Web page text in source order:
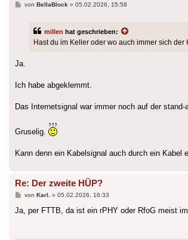
Beitrag
von BellaBlock» 05.02.2026, 15:58
millen hat geschrieben:
Hast du im Keller oder wo auch immer sich
Ja.
Ich habe abgeklemmt.
Das Internetsignal war immer noch auf der stand-
Gruselig.
Kann denn ein Kabelsignal auch durch ein
Re: Der zweite HÜP?
Beitrag
von Karl. » 05.02.2026, 16:33
Ja, per FTTB, da ist ein rPHY oder RfoG meist